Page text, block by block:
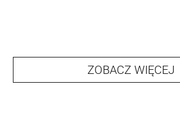
ZOBACZ WIĘCEJ